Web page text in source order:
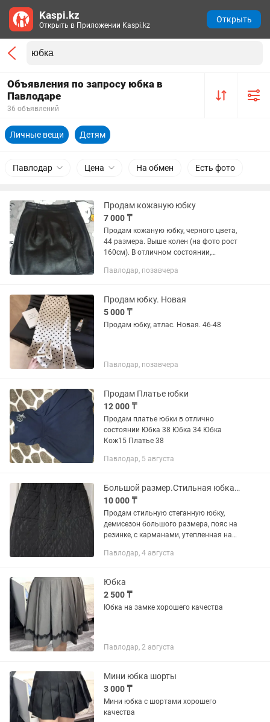
Объявления по запросу юбка в
Павлодаре
36 объявлений
Личные вещи Детям
Павлодар Цена На обмен Есть фото
Продам кожаную юбку
7 000 ₸
Продам кожаную юбку, черного цвета,
44 размера. Выше колен (на фото рост
160см). В отличном состоянии,
Павлодар, позавчера
Продам юбку. Новая
5 000 ₸
Продам юбку, атлас. Новая. 46-48
Павлодар, позавчера
Продам Платье юбки
12 000 ₸
Продам платье юбки в отлично
состоянии Юбка 38 Юбка 34 Юбка
Кож15 Платье 38
Павлодар, 5 августа
Большой размер.Стильная юбка новая, стеганная.
10 000 ₸
Продам стильную стеганную юбку,
демисезон большого размера, пояс на
резинке, с карманами, утепленная на
Павлодар, 4 августа
Юбка
2 500 ₸
Юбка на замке хорошего качества
Павлодар, 2 августа
Мини юбка шорты
3 000 ₸
Мини юбка с шортами хорошего
качества
Kaspi.kz
Открыть в Приложении Kaspi.kz
Открыть